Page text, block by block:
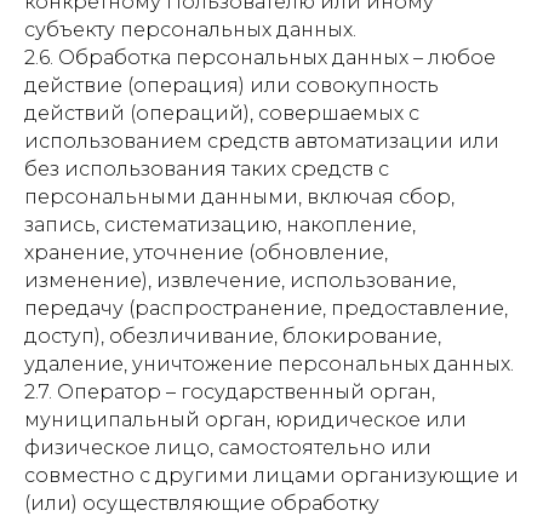
субъекту персональных данных.
2.6. Обработка персональных данных – любое
действие (операция) или совокупность
действий (операций), совершаемых с
использованием средств автоматизации или
без использования таких средств с
персональными данными, включая сбор,
запись, систематизацию, накопление,
хранение, уточнение (обновление,
изменение), извлечение, использование,
передачу (распространение, предоставление,
доступ), обезличивание, блокирование,
удаление, уничтожение персональных данных.
2.7. Оператор – государственный орган,
муниципальный орган, юридическое или
физическое лицо, самостоятельно или
совместно с другими лицами организующие и
(или) осуществляющие обработку